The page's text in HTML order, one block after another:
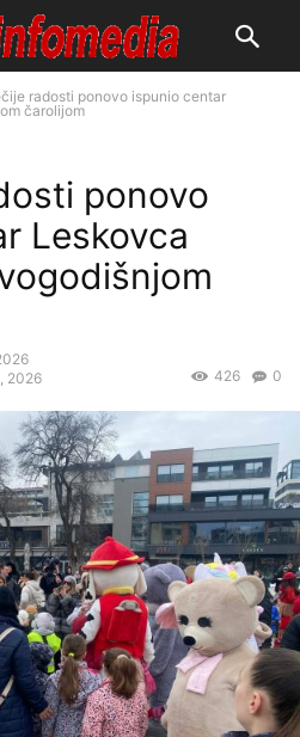
radosti ponovo ispunio centar
čarolijom
ponovo
Leskovca
2026
0
426